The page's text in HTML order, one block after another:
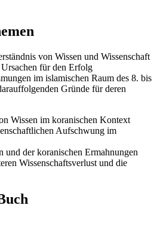
von Wissen und Wissenschaft
für den Erfolg
im islamischen Raum des 8. bis
Gründe für deren
Wissen im koranischen Kontext
Aufschwung im
der koranischen Ermahnungen
Wissenschaftsverlust und die